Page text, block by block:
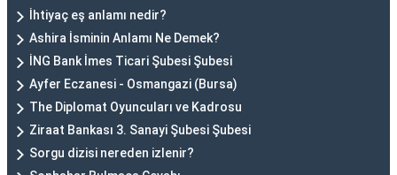
İhtiyaç eş anlamı nedir?
Ashira İsminin Anlamı Ne Demek?
İNG Bank İmes Ticari Şubesi Şubesi
Ayfer Eczanesi - Osmangazi (Bursa)
The Diplomat Oyuncuları ve Kadrosu
Ziraat Bankası 3. Sanayi Şubesi Şubesi
Sorgu dizisi nereden izlenir?